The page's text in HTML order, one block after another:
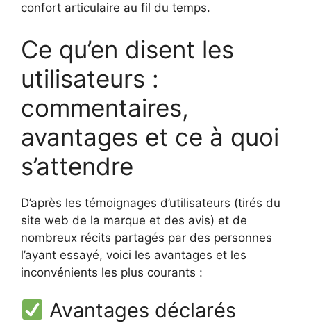
confort articulaire au fil du temps.
Ce qu’en disent les
utilisateurs :
commentaires,
avantages et ce à quoi
s’attendre
D’après les témoignages d’utilisateurs (tirés du
site web de la marque et des avis) et de
nombreux récits partagés par des personnes
l’ayant essayé, voici les avantages et les
inconvénients les plus courants :
Avantages déclarés